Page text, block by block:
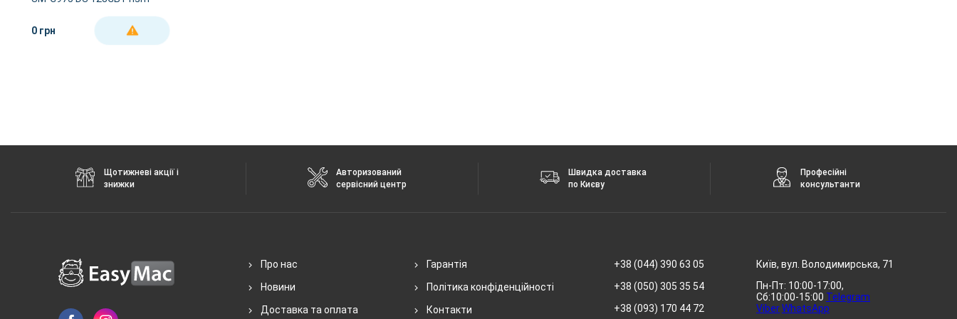
0 грн
ДЕТАЛЬНІШЕ
Щотижневі акції і
знижки
Авторизований
сервісний центр
Швидка доставка
по Києву
Професійні
консультанти
Про нас
Новини
Доставка та оплата
Гарантія
Політика конфіденційності
Контакти
+38 (044) 390 63 05
+38 (050) 305 35 54
+38 (093) 170 44 72
Київ, вул. Володимирська, 71
Пн-Пт: 10:00-17:00,
Сб:10:00-15:00 Telegram
ViberWhatsApp